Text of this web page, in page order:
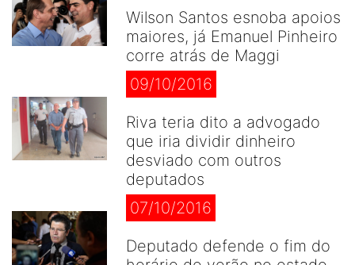
Wilson Santos esnoba apoios
maiores, já Emanuel Pinheiro
corre atrás de Maggi
09/10/2016
Riva teria dito a advogado
que iria dividir dinheiro
desviado com outros
deputados
07/10/2016
Deputado defende o fim do